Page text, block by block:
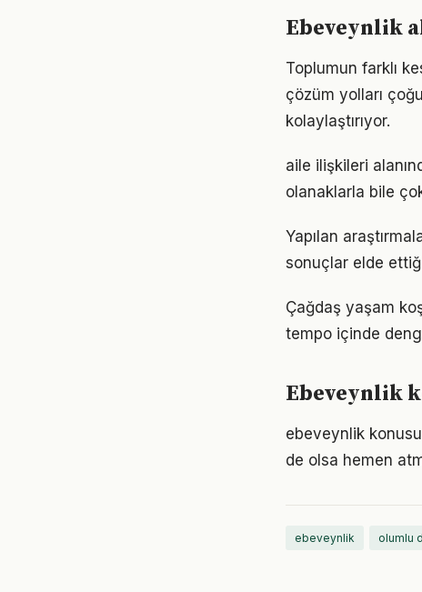
Ebeveynlik
Toplumun farklı
çözüm yolları
kolaylaştırıyor.
aile ilişkileri
olanaklarla bile
Yapılan
sonuçlar elde
Çağdaş yaşam
tempo içinde
Ebeveynlik
ebeveynlik
de olsa hemen
ebeveynlik olumlu